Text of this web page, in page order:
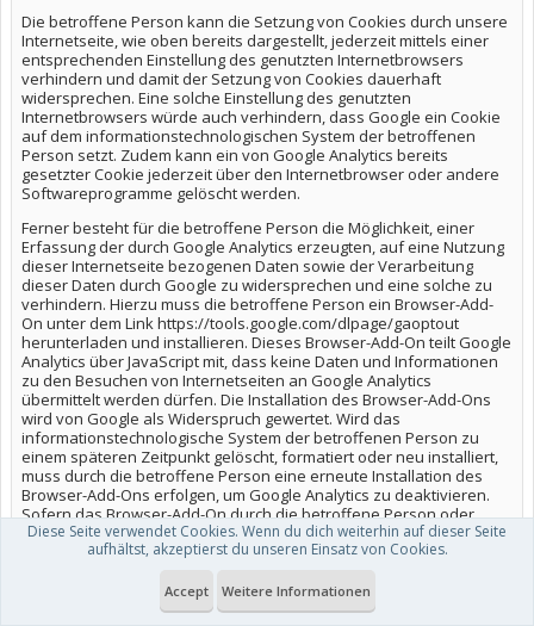
Die betroffene Person kann die Setzung von Cookies durch unsere
Internetseite, wie oben bereits dargestellt, jederzeit mittels einer
entsprechenden Einstellung des genutzten Internetbrowsers
verhindern und damit der Setzung von Cookies dauerhaft
widersprechen. Eine solche Einstellung des genutzten
Internetbrowsers würde auch verhindern, dass Google ein Cookie
auf dem informationstechnologischen System der betroffenen
Person setzt. Zudem kann ein von Google Analytics bereits
gesetzter Cookie jederzeit über den Internetbrowser oder andere
Softwareprogramme gelöscht werden.
Ferner besteht für die betroffene Person die Möglichkeit, einer
Erfassung der durch Google Analytics erzeugten, auf eine Nutzung
dieser Internetseite bezogenen Daten sowie der Verarbeitung
dieser Daten durch Google zu widersprechen und eine solche zu
verhindern. Hierzu muss die betroffene Person ein Browser-Add-
On unter dem Link https://tools.google.com/dlpage/gaoptout
herunterladen und installieren. Dieses Browser-Add-On teilt Google
Analytics über JavaScript mit, dass keine Daten und Informationen
zu den Besuchen von Internetseiten an Google Analytics
übermittelt werden dürfen. Die Installation des Browser-Add-Ons
wird von Google als Widerspruch gewertet. Wird das
informationstechnologische System der betroffenen Person zu
einem späteren Zeitpunkt gelöscht, formatiert oder neu installiert,
muss durch die betroffene Person eine erneute Installation des
Browser-Add-Ons erfolgen, um Google Analytics zu deaktivieren.
Sofern das Browser-Add-On durch die betroffene Person oder
einer anderen Person, die ihrem Machtbereich zuzurechnen ist,
deinstalliert oder deaktiviert wird, besteht die Möglichkeit der
Diese Seite verwendet Cookies. Wenn du dich weiterhin auf dieser Seite
aufhältst, akzeptierst du unseren Einsatz von Cookies.
Accept Weitere Informationen